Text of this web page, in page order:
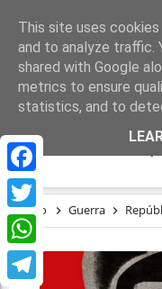
Facebook
Twitter
WhatsApp
EL
LA REPÚBLICA
Inicio Guerra
This site uses
and to analyze traffic.
shared with Google
metrics to ensure
statistics, and to